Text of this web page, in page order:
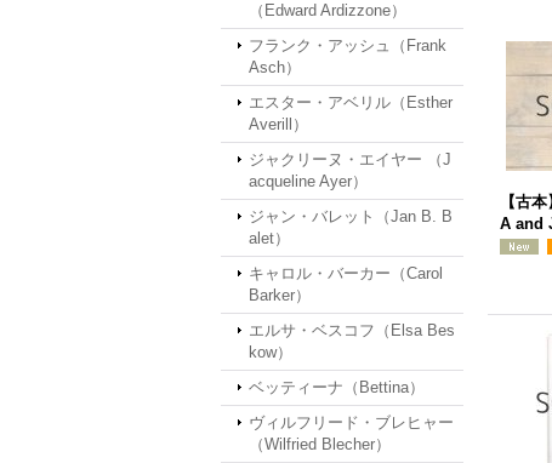
（Edward Ardizzone）
フランク・アッシュ（Frank
Asch）
エスター・アベリル（Esther
Averill）
ジャクリーヌ・エイヤー （J
acqueline Ayer）
ジャン・バレット（Jan B. B
alet）
キャロル・バーカー（Carol
Barker）
エルサ・ベスコフ（Elsa Bes
kow）
ベッティーナ（Bettina）
ヴィルフリード・ブレヒャー
（Wilfried Blecher）
【古
A and